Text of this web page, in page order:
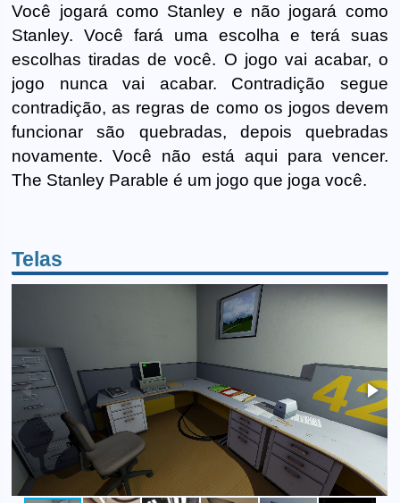
Você jogará como Stanley e não jogará como
Stanley. Você fará uma escolha e terá suas
escolhas tiradas de você. O jogo vai acabar, o
jogo nunca vai acabar. Contradição segue
contradição, as regras de como os jogos devem
funcionar são quebradas, depois quebradas
novamente. Você não está aqui para vencer.
The Stanley Parable é um jogo que joga você.
Telas